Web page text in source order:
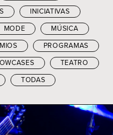
INICIATIVAS
MODE
MÚSICA
PROGRAMAS
TEATRO
TODAS